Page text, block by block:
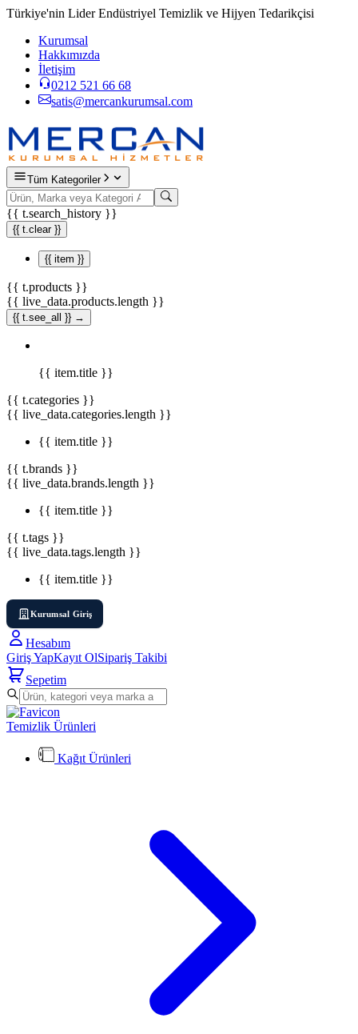
Türkiye'nin Lider Endüstriyel Temizlik ve Hijyen Tedarikçisi
Kurumsal
Hakkımızda
İletişim
0212 521 66 68
satis@mercankurumsal.com
Tüm Kategoriler
{{ t.search_history }}
{{ t.clear }}
{{ item }}
{{ t.products }}
{{ live_data.products.length }}
{{ t.see_all }} →
{{ item.title }}
{{ t.categories }}
{{ live_data.categories.length }}
{{ item.title }}
{{ t.brands }}
{{ live_data.brands.length }}
{{ item.title }}
{{ t.tags }}
{{ live_data.tags.length }}
{{ item.title }}
Kurumsal Giriş
Hesabım
Giriş YapKayıt OlSipariş Takibi
Sepetim
Temizlik Ürünleri
Kağıt Ürünleri